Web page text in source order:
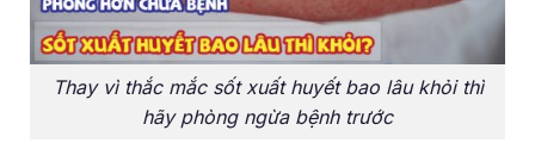
Thay vì thắc mắc sốt xuất huyết bao lâu khỏi thì
hãy phòng ngừa bệnh trước